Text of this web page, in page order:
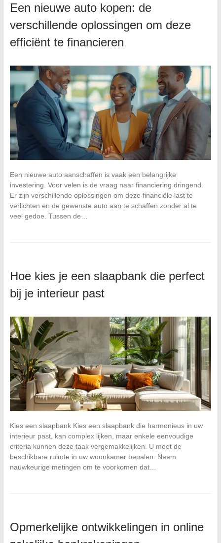
Een nieuwe auto kopen: de
verschillende oplossingen om deze
efficiënt te financieren
Een nieuwe auto aanschaffen is vaak een belangrijke
investering. Voor velen is de vraag naar financiering dringend.
Er zijn verschillende oplossingen om deze financiële last te
verlichten en de gewenste auto aan te schaffen zonder al te
veel gedoe. Tussen de…
Hoe kies je een slaapbank die perfect
bij je interieur past
Kies een slaapbank Kies een slaapbank die harmonieus in uw
interieur past, kan complex lijken, maar enkele eenvoudige
criteria kunnen deze taak vergemakkelijken. U moet de
beschikbare ruimte in uw woonkamer bepalen. Neem
nauwkeurige metingen om te voorkomen dat…
Opmerkelijke ontwikkelingen in online